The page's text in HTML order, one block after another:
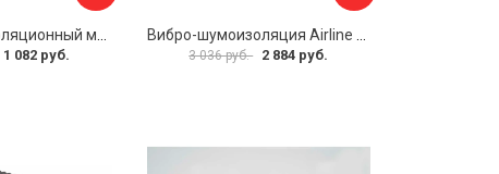
Звуко-теплоизоляционный материал Dreamcar i4 33x25 см DC-000-0884503P1214
1 082 руб.
Вибро-шумоизоляция Airline Base 3 ADVI003
3 036 руб. 2 884 руб.